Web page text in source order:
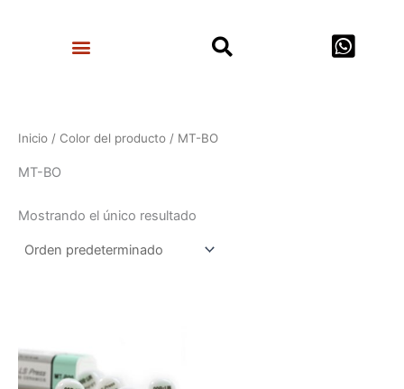
Menu Search
Inicio / Color del producto / MT-BO
MT-BO
Mostrando el único resultado